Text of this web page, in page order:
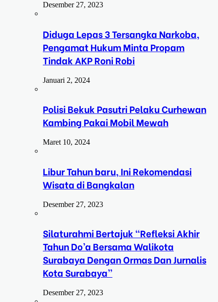
Desember 27, 2023
Diduga Lepas 3 Tersangka Narkoba,
Pengamat Hukum Minta Propam
Tindak AKP Roni Robi
Januari 2, 2024
Polisi Bekuk Pasutri Pelaku Curhewan
Kambing Pakai Mobil Mewah
Maret 10, 2024
Libur Tahun baru, Ini Rekomendasi
Wisata di Bangkalan
Desember 27, 2023
Silaturahmi Bertajuk “Refleksi Akhir
Tahun Do’a Bersama Walikota
Surabaya Dengan Ormas Dan Jurnalis
Kota Surabaya”
Desember 27, 2023